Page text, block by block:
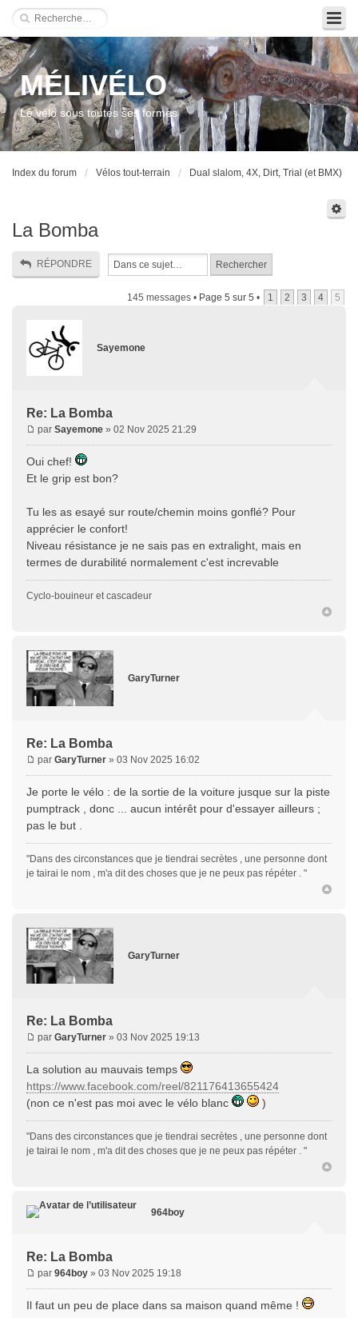
MÉLIVÉLO
Le vélo sous toutes ses formes
Index du forum Vélos tout-terrain Dual slalom, 4X, Dirt, Trial (et BMX)
La Bomba
RÉPONDRE
145 messages • Page 5 sur 5 • 1 2 3 4 5
Sayemone
Re: La Bomba
par Sayemone » 02 Nov 2025 21:29
Oui chef!
Et le grip est bon?
Tu les as esayé sur route/chemin moins gonflé? Pour
apprécier le confort!
Niveau résistance je ne sais pas en extralight, mais en
termes de durabilité normalement c'est increvable
Cyclo-bouineur et cascadeur
GaryTurner
Re: La Bomba
par GaryTurner » 03 Nov 2025 16:02
Je porte le vélo : de la sortie de la voiture jusque sur la piste
pumptrack , donc ... aucun intérêt pour d'essayer ailleurs ;
pas le but .
"Dans des circonstances que je tiendrai secrètes , une personne dont
je tairai le nom , m'a dit des choses que je ne peux pas répéter . "
GaryTurner
Re: La Bomba
par GaryTurner » 03 Nov 2025 19:13
La solution au mauvais temps
https://www.facebook.com/reel/821176413655424
(non ce n'est pas moi avec le vélo blanc
)
"Dans des circonstances que je tiendrai secrètes , une personne dont
je tairai le nom , m'a dit des choses que je ne peux pas répéter . "
964boy
Re: La Bomba
par 964boy » 03 Nov 2025 19:18
Il faut un peu de place dans sa maison quand même !